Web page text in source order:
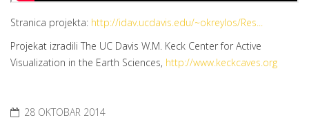
Stranica projekta: http://idav.ucdavis.edu/~okreylos/Res...
Projekat izradili The UC Davis W.M. Keck Center for Active
Visualization in the Earth Sciences, http://www.keckcaves.org
28 OKTOBAR 2014